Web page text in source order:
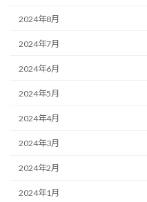
2024年8月
2024年7月
2024年6月
2024年5月
2024年4月
2024年3月
2024年2月
2024年1月